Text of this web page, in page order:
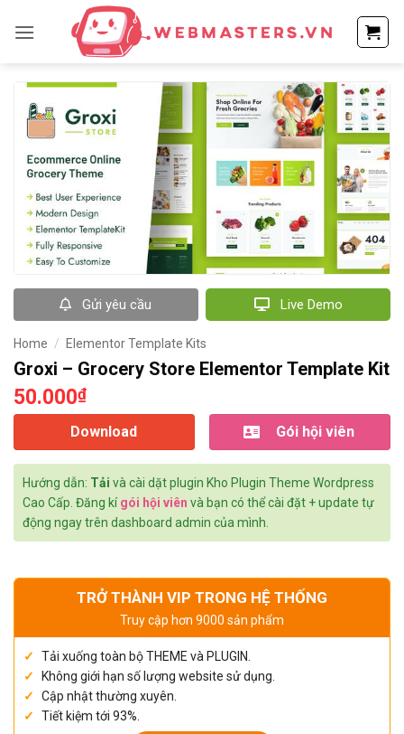
qua
dung
Gửi yêu cầu Live Demo
Home / Elementor Template Kits
Groxi – Grocery Store Elementor Template Kit
50.000₫
Download Gói hội viên
Hướng dẫn: Tải và cài dặt plugin Kho Plugin Theme Wordpress
Cao Cấp. Đăng kígói hội viên và bạn có thể cài đặt + update tự
động ngay trên dashboard admin của mình.
TRỞ THÀNH VIP TRONG HỆ THỐNG
Truy cập hơn 9000 sản phẩm
Tải xuống toàn bộ THEME và PLUGIN.
Không giới hạn số lượng website sử dụng.
Cập nhật thường xuyên.
Tiết kiệm tới 93%.